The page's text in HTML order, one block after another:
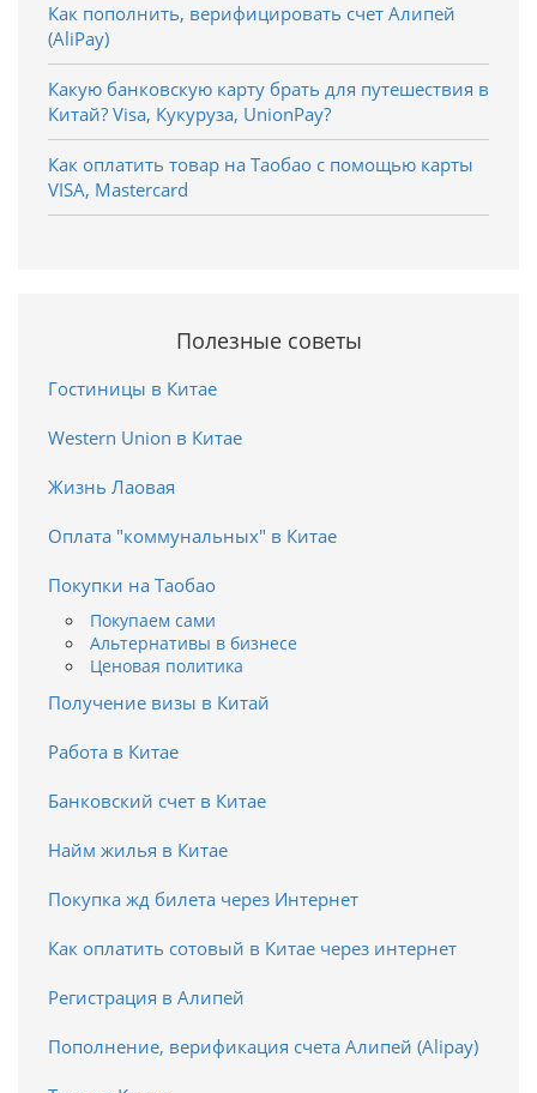
Как пополнить, верифицировать счет Алипей
(AliPay)
Какую банковскую карту брать для путешествия в
Китай? Visa, Кукуруза, UnionPay?
Как оплатить товар на Таобао с помощью карты
VISA, Mastercard
Полезные советы
Гостиницы в Китае
Western Union в Китае
Жизнь Лаовая
Оплата "коммунальных" в Китае
Покупки на Таобао
Покупаем сами
Альтернативы в бизнесе
Ценовая политика
Получение визы в Китай
Работа в Китае
Банковский счет в Китае
Найм жилья в Китае
Покупка жд билета через Интернет
Как оплатить сотовый в Китае через интернет
Регистрация в Алипей
Пополнение, верификация счета Алипей (Alipay)